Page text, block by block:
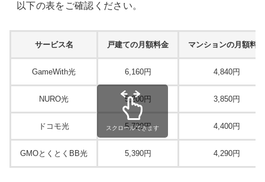
以下の表をご確認ください。
サービス名 戸建ての月額料金 マンションの月額料金
GameWith光 6,160円 4,840円
NURO光 5,200円 3,850円
ドコモ光 5,720円 4,400円
GMOとくとくBB光 5,390円 4,290円
スクロールできます